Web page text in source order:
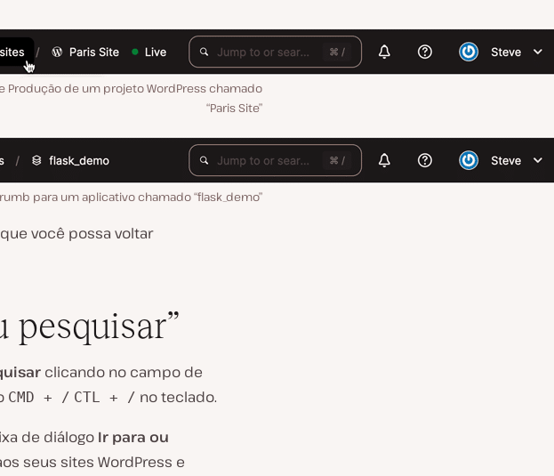
de um projeto WordPress chamado
“Paris Site”
para um aplicativo chamado “flask_demo”
você possa voltar
pesquisar”
clicando no campo de
CMD + / CTL + / no teclado.
de diálogo Ir para ou
seus sites WordPress e